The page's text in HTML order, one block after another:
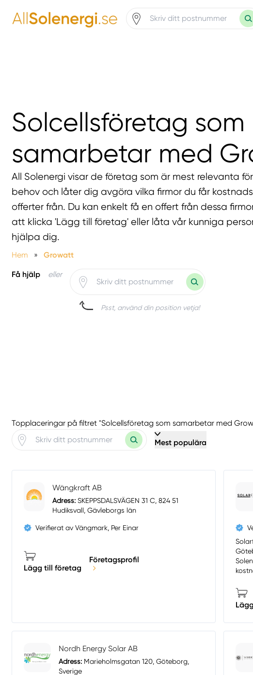
Solcellsföretag som
samarbetar med
All Solenergi visar de företag som är mest relevanta
behov och låter dig avgöra vilka firmor du får
offerter från. Du kan enkelt få en offert från dessa
att klicka 'Lägg till företag' eller låta vår kunniga
hjälpa dig.
Hem » Growatt
Få hjälp eller
Psst, använd din position vetja!
Topplaceringar på filtret "Solcellsföretag som samarbetar med
Mest populära
Wängkraft AB
Adress:SKEPPSDALSVÄGEN 31 C, 824 51
Hudiksvall, Gävleborgs län
Verifierat av Vängmark, Per Einar
Lägg till företag
Företagsprofil
Nordh Energy Solar AB
Adress:Marieholmsgatan 120, Göteborg,
Sverige